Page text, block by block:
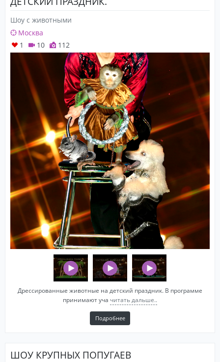
Шоу с животными
Москва
1
10 112
Дрессированные животные на детский праздник. В программе
принимают уча читать дальше..
Подробнее
ШОУ КРУПНЫХ ПОПУГАЕВ